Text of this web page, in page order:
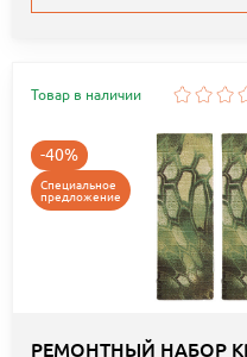
Товар в наличии
-40%
Специальное
предложение
РЕМОНТНЫЙ НАБОР